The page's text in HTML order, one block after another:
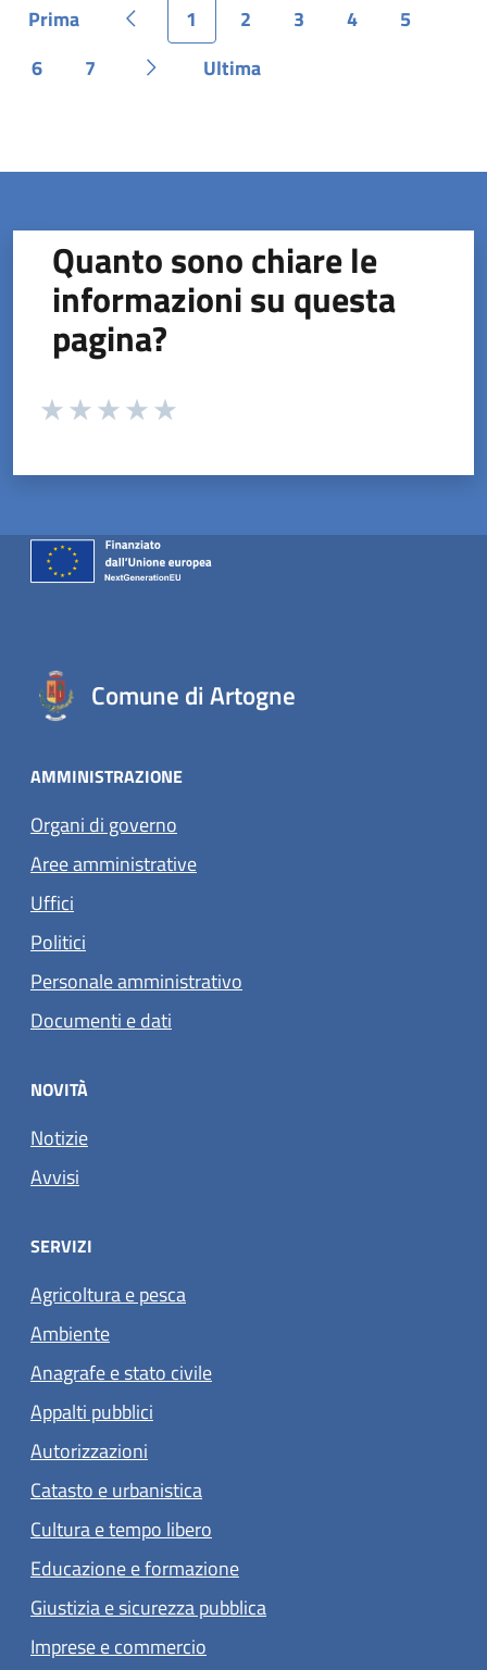
Pagina
Prima Pagina precedente
Pagina
1 Pagina
2 Pagina
3 Pagina
4 Pagina
5
Pagina
6 Pagina
7 Pagina successiva
Pagina
Ultima
Quanto sono chiare le
informazioni su questa
pagina?
Valuta da 1 a 5 stelle la pagina
Comune di Artogne
AMMINISTRAZIONE
Organi di governo
Aree amministrative
Uffici
Politici
Personale amministrativo
Documenti e dati
NOVITÀ
Notizie
Avvisi
SERVIZI
Agricoltura e pesca
Ambiente
Anagrafe e stato civile
Appalti pubblici
Autorizzazioni
Catasto e urbanistica
Cultura e tempo libero
Educazione e formazione
Giustizia e sicurezza pubblica
Imprese e commercio